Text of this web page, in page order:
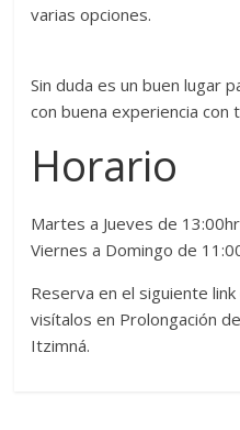
varias opciones.
Sin duda es un buen lugar
con buena experiencia con
Horario
Martes a Jueves de
Viernes a Domingo de
Reserva en el siguiente
visítalos en Prolongación
Itzimná.